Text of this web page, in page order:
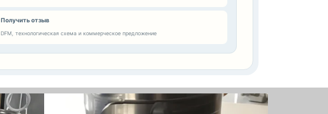
Получить отзыв
DFM, технологическая схема и коммерческое предложение